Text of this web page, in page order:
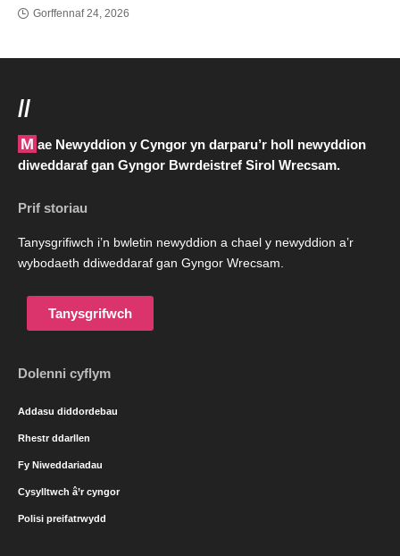
Gorffennaf 24, 2026
//
Mae Newyddion y Cyngor yn darparu’r holl newyddion
diweddaraf gan Gyngor Bwrdeistref Sirol Wrecsam.
Prif storiau
Tanysgrifiwch i’n bwletin newyddion a chael y newyddion a’r
wybodaeth ddiweddaraf gan Gyngor Wrecsam.
Tanysgrifwch
Dolenni cyflym
Addasu diddordebau
Rhestr ddarllen
Fy Niweddariadau
Cysylltwch â’r cyngor
Polisi preifatrwydd